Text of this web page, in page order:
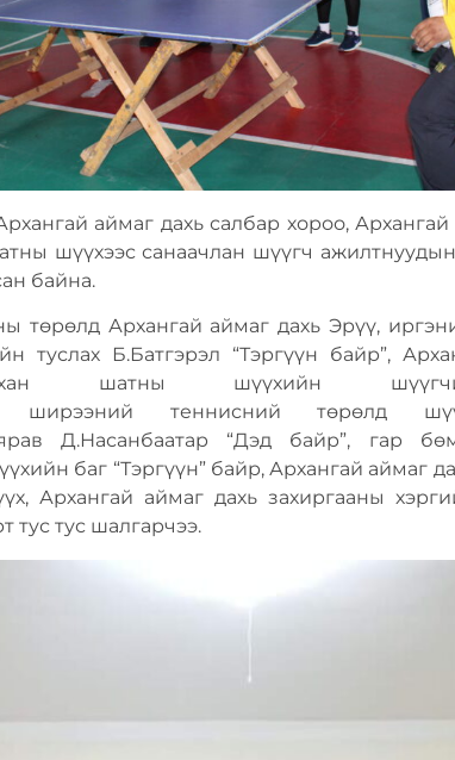
аймаг дахь салбар хороо, Архангай
шүүхээс санаачлан шүүгч
байна.
төрөлд Архангай аймаг дахь Эрүү,
туслах Б.Батгэрэл “Тэргүүн байр”,
шатны шүүхийн
ширээний теннисний төрөлд
Д.Насанбаатар “Дэд байр”, гар
баг “Тэргүүн” байр, Архангай аймаг
Архангай аймаг дахь захиргааны
тус тус шалгарчээ.